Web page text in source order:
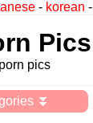
- korean -
Pics
pics
⏬